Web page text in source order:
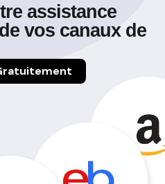
assistance
vos canaux de